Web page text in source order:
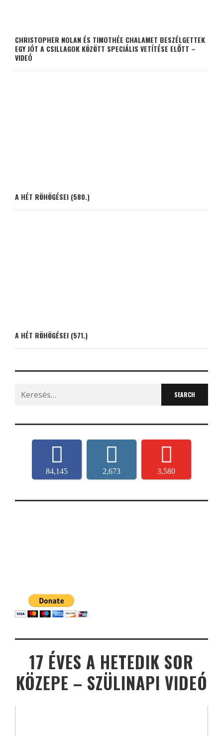
CHRISTOPHER NOLAN ÉS TIMOTHÉE CHALAMET BESZÉLGETTEK
EGY JÓT A CSILLAGOK KÖZÖTT SPECIÁLIS VETÍTÉSE ELŐTT –
VIDEÓ
A HÉT RÖHÖGÉSEI (580.)
A HÉT RÖHÖGÉSEI (571.)
Search
for:
84,145 2,673 3,580
17 ÉVES A HETEDIK SOR
KÖZEPE – SZÜLINAPI VIDEÓ